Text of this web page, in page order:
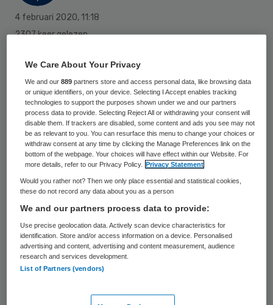
4 februari 2020, 11:18
2307 keer gelezen
Studenten die kiezen voor de universitaire
studie tandheelkundige of voor de opleiding
management in de zorg maken een goede
kans op een baan. De opleidingen staan in
de top vijf van de ranglijst die het UWV
publiceert op basis van onderzoek naar de
kansen van hbo’ers en academici op de
arbeidsmarkt.
Afgestudeerde tandheelkundigen
verdienen doorgaans ook het meest van alle
universitaire studies. Zij hebben direct na
We Care About Your Privacy
We and our889 partners store and access personal data, like browsing data
or unique identifiers, on your device. Selecting I Accept enables tracking
technologies to support the purposes shown under we and our partners
process data to provide. Selecting Reject All or withdrawing your consent will
disable them. If trackers are disabled, some content and ads you see may not
be as relevant to you. You can resurface this menu to change your choices or
withdraw consent at any time by clicking the Manage Preferences link on the
bottom of the webpage. Your choices will have effect within our Website. For
more details, refer to our Privacy Policy.
Privacy Statement
Would you rather not? Then we only place essential and statistical cookies,
these do not record any data about you as a person
We and our partners process data to provide:
Use precise geolocation data. Actively scan device characteristics for
identification. Store and/or access information on a device. Personalised
advertising and content, advertising and content measurement, audience
research and services development.
List of Partners (vendors)